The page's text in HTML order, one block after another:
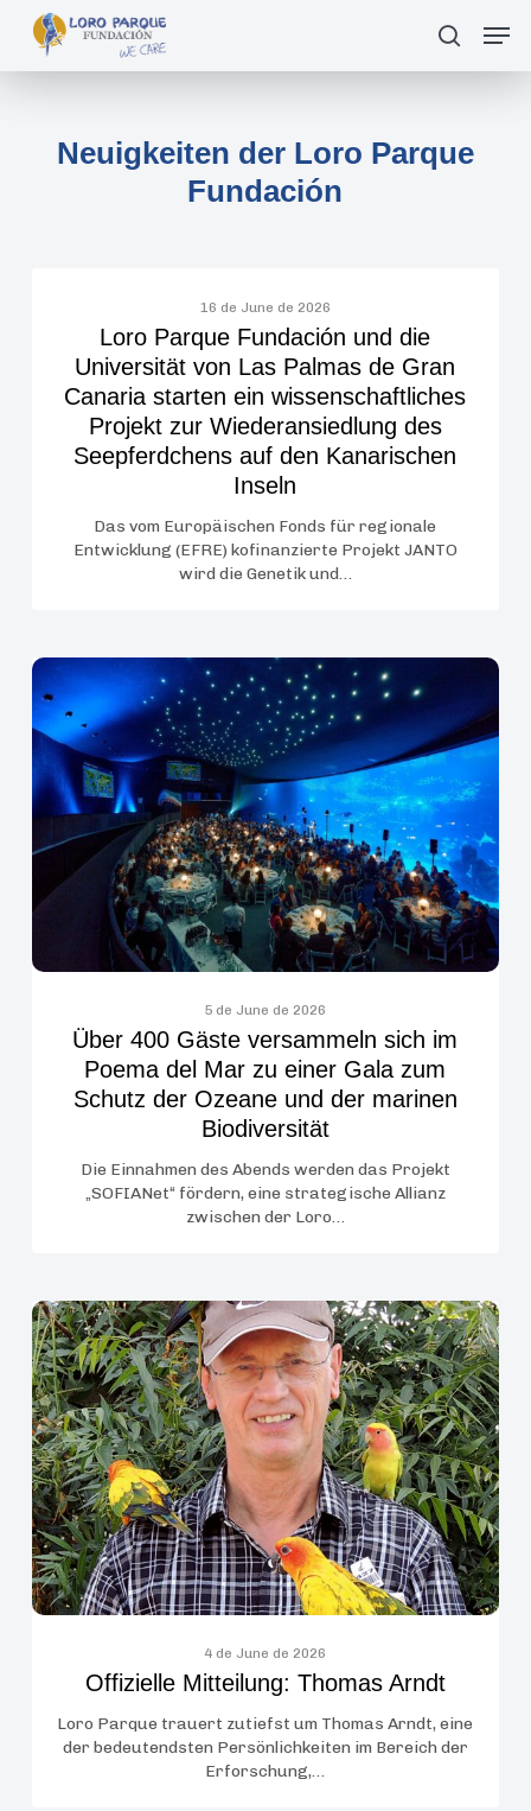
main
suche
Neuigkeiten der Loro Parque
Fundación
Parque
Fundación
und
die
Universität
von
Las
Palmas
de
starten
ein
wissenschaftliches
Projekt
zur
Wiederansiedlung
des
Seepferdchens
auf
den
Kanarischen
16 de June de 2026
Loro Parque Fundación und die
Universität von Las Palmas de Gran
Canaria starten ein wissenschaftliches
Projekt zur Wiederansiedlung des
Seepferdchens auf den Kanarischen
Inseln
Das vom Europäischen Fonds für regionale
Entwicklung (EFRE) kofinanzierte Projekt JANTO
wird die Genetik und…
Über
400
Gäste
versammeln
sich
im
Poema
del
Mar
zu
einer
Gala
zum
Schutz
der
Ozeane
und
der
marinen
5 de June de 2026
Über 400 Gäste versammeln sich im
Poema del Mar zu einer Gala zum
Schutz der Ozeane und der marinen
Biodiversität
Die Einnahmen des Abends werden das Projekt
„SOFIANet“ fördern, eine strategische Allianz
zwischen der Loro…
Offizielle
Mitteilung:
Thomas
Arndt
4 de June de 2026
Offizielle Mitteilung: Thomas Arndt
Loro Parque trauert zutiefst um Thomas Arndt, eine
der bedeutendsten Persönlichkeiten im Bereich der
Erforschung,…